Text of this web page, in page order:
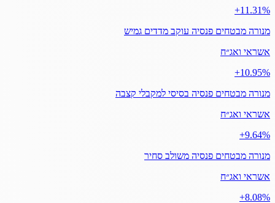
‎+11.31%
מנורה מבטחים פנסיה עוקב מדדים גמיש
אשראי ואג״ח
‎+10.95%
מנורה מבטחים פנסיה בסיסי למקבלי קצבה
אשראי ואג״ח
‎+9.64%
מנורה מבטחים פנסיה משולב סחיר
אשראי ואג״ח
‎+8.08%